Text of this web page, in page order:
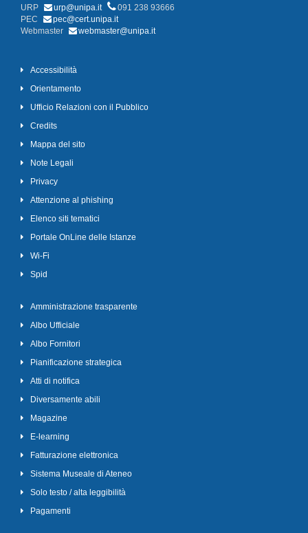
URP
urp@unipa.it
091 238 93666
PEC
pec@cert.unipa.it
Webmaster
webmaster@unipa.it
Accessibilità
Orientamento
Ufficio Relazioni con il Pubblico
Credits
Mappa del sito
Note Legali
Privacy
Attenzione al phishing
Elenco siti tematici
Portale OnLine delle Istanze
Wi-Fi
Spid
Amministrazione trasparente
Albo Ufficiale
Albo Fornitori
Pianificazione strategica
Atti di notifica
Diversamente abili
Magazine
E-learning
Fatturazione elettronica
Sistema Museale di Ateneo
Solo testo / alta leggibilità
Pagamenti